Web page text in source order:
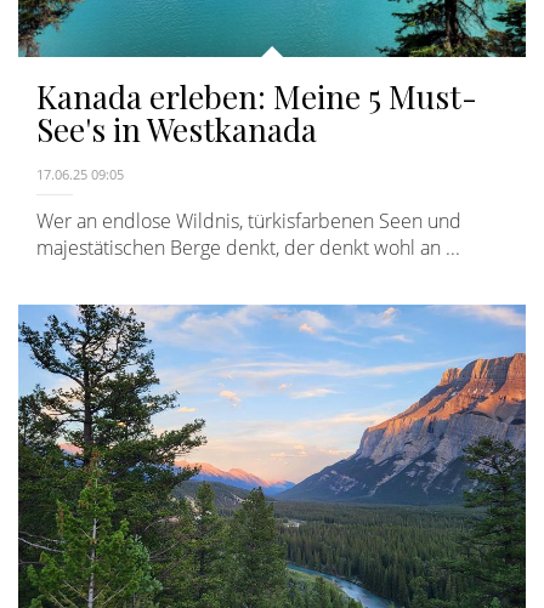
Kanada erleben: Meine 5 Must-
See's in Westkanada
17.06.25 09:05
Wer an endlose Wildnis, türkisfarbenen Seen und
majestätischen Berge denkt, der denkt wohl an ...